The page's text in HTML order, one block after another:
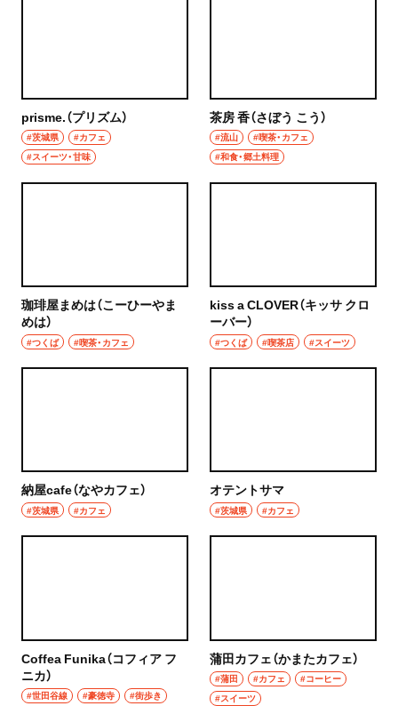
prisme.（プリズム）
#茨城県
#カフェ
#スイーツ・甘味
茶房 香（さぼう こう）
#流山
#喫茶・カフェ
#和食・郷土料理
珈琲屋まめは（こーひーやま
めは）
#つくば #喫茶・カフェ
kiss a CLOVER（キッサ クロ
ーバー）
#つくば #喫茶店 #スイーツ
納屋cafe（なやカフェ）
#茨城県 #カフェ
オテントサマ
#茨城県 #カフェ
Coffea Funika（コフィア フ
ニカ）
#世田谷線 #豪徳寺
#街歩き
蒲田カフェ（かまたカフェ）
#蒲田 #カフェ
#コーヒー
#スイーツ